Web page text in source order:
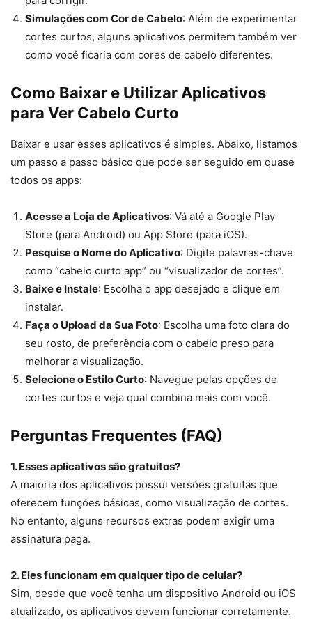
Simulações com Cor de Cabelo: Além de experimentar
cortes curtos, alguns aplicativos permitem também ver
como você ficaria com cores de cabelo diferentes.
Como Baixar e Utilizar Aplicativos
para Ver Cabelo Curto
Baixar e usar esses aplicativos é simples. Abaixo, listamos
um passo a passo básico que pode ser seguido em quase
todos os apps:
Acesse a Loja de Aplicativos: Vá até a Google Play
Store (para Android) ou App Store (para iOS).
Pesquise o Nome do Aplicativo: Digite palavras-chave
como “cabelo curto app” ou “visualizador de cortes”.
Baixe e Instale: Escolha o app desejado e clique em
instalar.
Faça o Upload da Sua Foto: Escolha uma foto clara do
seu rosto, de preferência com o cabelo preso para
melhorar a visualização.
Selecione o Estilo Curto: Navegue pelas opções de
cortes curtos e veja qual combina mais com você.
Perguntas Frequentes (FAQ)
1. Esses aplicativos são gratuitos?
A maioria dos aplicativos possui versões gratuitas que
oferecem funções básicas, como visualização de cortes.
No entanto, alguns recursos extras podem exigir uma
assinatura paga.
2. Eles funcionam em qualquer tipo de celular?
Sim, desde que você tenha um dispositivo Android ou iOS
atualizado, os aplicativos devem funcionar corretamente.